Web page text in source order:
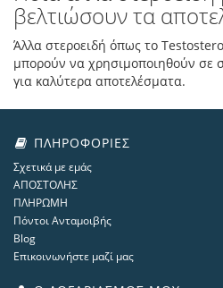
βελτιώσουν τα
Άλλα στεροειδή όπως το
μπορούν να χρησιμοποιηθούν σε
για καλύτερα αποτελέσματα.
ΠΛΗΡΟΦΟΡΊΕΣ
Σχετικά με εμάς
ΑΠΟΣΤΟΛΗΣ
ΠΛΗΡΩΜΗ
Πόντοι Ανταμοιβής
Blog
Επικοινωνήστε μαζί μας